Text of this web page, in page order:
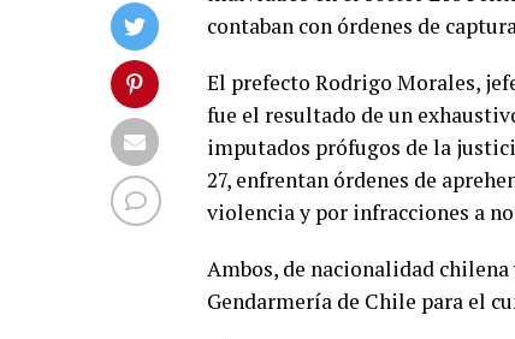
contaban con órdenes de
El prefecto Rodrigo Morales,
fue el resultado de un
imputados prófugos de la
27, enfrentan órdenes de
violencia y por infracciones a
Ambos, de nacionalidad
Gendarmería de Chile para el